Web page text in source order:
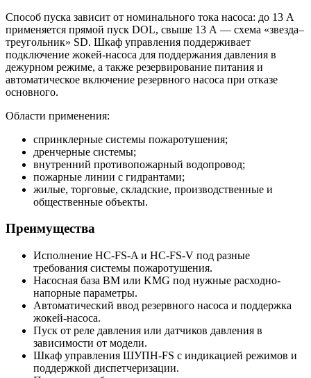
Способ пуска зависит от номинального тока насоса: до 13 А
применяется прямой пуск DOL, свыше 13 А — схема «звезда–
треугольник» SD. Шкаф управления поддерживает
подключение жокей-насоса для поддержания давления в
дежурном режиме, а также резервирование питания и
автоматическое включение резервного насоса при отказе
основного.
Области применения:
спринклерные системы пожаротушения;
дренчерные системы;
внутренний противопожарный водопровод;
пожарные линии с гидрантами;
жилые, торговые, складские, производственные и
общественные объекты.
Преимущества
Исполнение HC-FS-A и HC-FS-V под разные
требования системы пожаротушения.
Насосная база BM или KMG под нужные расходно-
напорные параметры.
Автоматический ввод резервного насоса и поддержка
жокей-насоса.
Пуск от реле давления или датчиков давления в
зависимости от модели.
Шкаф управления ШУПН-FS с индикацией режимов и
поддержкой диспетчеризации.